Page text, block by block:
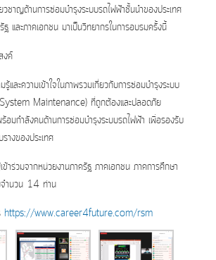
ชาญด้านการซ่อมบำรุงระบบรถไฟฟ้าชั้นนำของประเทศ
และภาคเอกชน มาเป็นวิทยากรในการอบรมครั้งนี้
งค์
และความเข้าใจในภาพรวมเกี่ยวกับการซ่อมบำรุงระบบ
Maintenance) ที่ถูกต้องและปลอดภัย
อมกำลังคนด้านการซ่อมบำรุงระบบรถไฟฟ้า เพื่อรองรับ
างของประเทศ
าร่วมจากหน่วยงานภาครัฐ ภาคเอกชน ภาคการศึกษา
จำนวน 14 ท่าน
https://www.career4future.com/rsm